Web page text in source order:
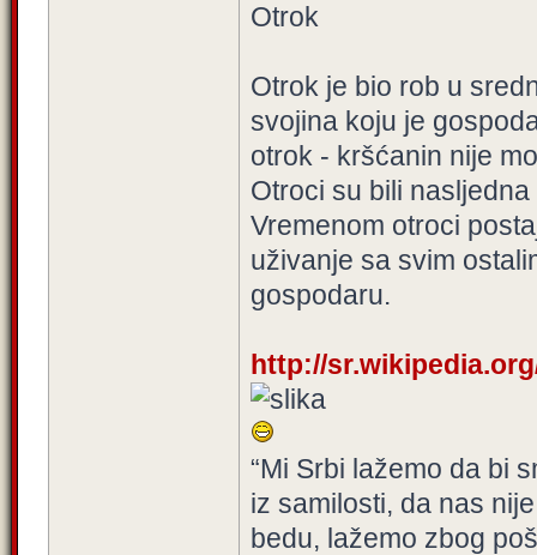
Otrok
Otrok je bio rob u
svojina koju je
otrok - kršćanin nije
Otroci su bili
Vremenom otroci
uživanje sa svim
gospodaru.
http://
“Mi Srbi lažemo da bi
iz samilosti, da nas
bedu, lažemo zbog